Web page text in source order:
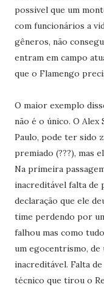
possivel que um
com funcionários a
gêneros, não
entram em campo
que o Flamengo
O maior exemplo
não é o único. O Alex
Paulo, pode ter sido
premiado (???), mas
Na primeira
inacreditável falta de
declaração que ele
time perdendo por
falhou mas como
um egocentrismo, de
inacreditável. Falta
técnico que tirou o